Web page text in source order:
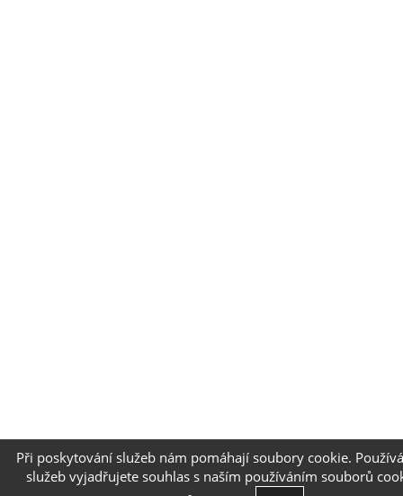
Při poskytování služeb nám pomáhají soubory cookie.
služeb vyjadřujete souhlas s naším používáním souborů